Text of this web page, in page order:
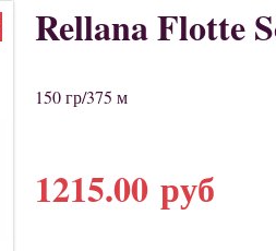
Rellana Flotte
150 гр/375 м
1215.00 руб